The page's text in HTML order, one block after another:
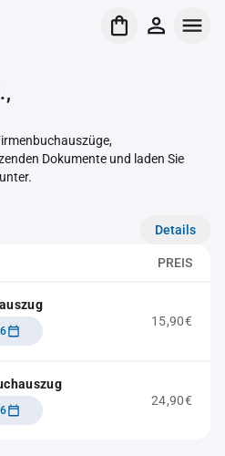
Dokumente und laden Sie
Details
PREIS
15,90€
24,90€